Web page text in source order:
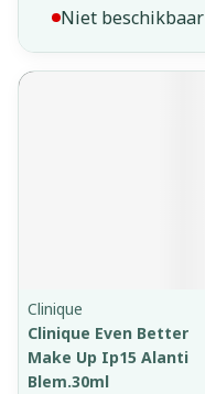
Niet beschikbaar
Clinique
Clinique Even Better
Make Up Ip15 Alanti
Blem.30ml